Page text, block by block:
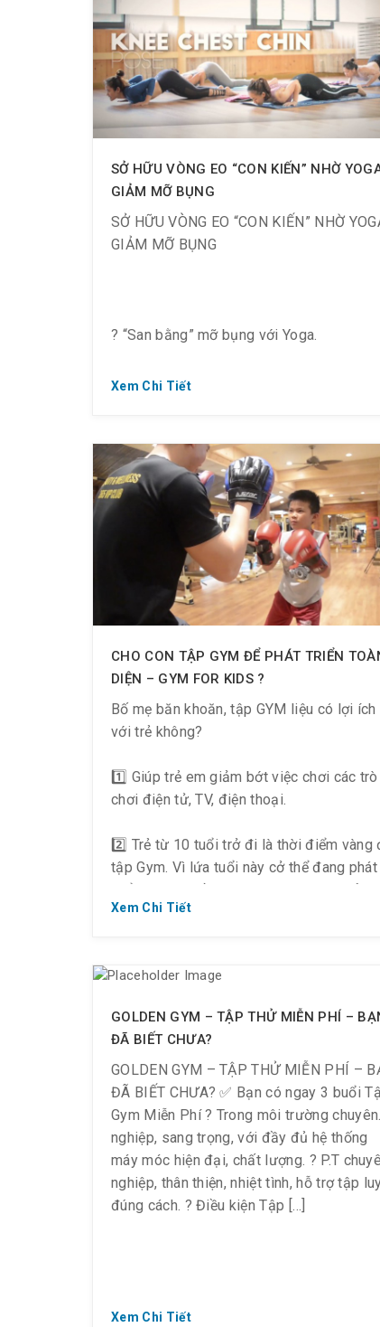
trong lúc luyện tập.
? Tập luyện theo nhóm cộng hưởng
điệu nhạc giúp tạo hưng phấn trong quá
trình tập.
SỞ HỮU VÒNG EO “CON KIẾN” NHỜ
GIẢM MỠ BỤNG
SỞ HỮU VÒNG EO “CON KIẾN” NHỜ
GIẢM MỠ BỤNG
? “San bằng” mỡ bụng với Yoga.
? Có giáo viên Ấn Độ hướng dẫn tập luyện.
căng thẳng mà còn có Yoga giảm mỡ
Tác động trực tiếp vào cơ bụng, hỗ trợ
cơ, đốt cháy mỡ thừa, cho bạn sở hữu
✅ Một số động tác Yoga giảm mỡ bụng
bạn nên luyện tập ngay:
Xem Chi Tiết
CHO CON TẬP GYM ĐỂ PHÁT TRIỂN
DIỆN – GYM FOR KIDS ?
Bố mẹ băn khoăn, tập GYM liệu có lợi ích
với trẻ không?
1️⃣ Giúp trẻ em giảm bớt việc chơi các trò
chơi điện tử, TV, điện thoại.
2️⃣ Trẻ từ 10 tuổi trở đi là thời điểm vàng
tập Gym. Vì lứa tuổi này cở thể đang phát
nhất định. Nếu kết hợp với việc tập luyện
kích thích sự phát triển đồng thời của cả 2
3️⃣ Các HLV Golden Gym theo sát quá trình
luyện tập, Xem xét tình trạng các bé mà
chọn các bài tập, thời gian và cường độ
phù hợp để giúp bé không bị quá sức.
4️⃣ Được lên kế hoạch ăn uống bổ sung
dưỡng chất cần thiết cho quá trình luyện
tập.
Xem Chi Tiết
GOLDEN GYM – TẬP THỬ MIỄN PHÍ –
ĐÃ BIẾT CHƯA?
GOLDEN GYM – TẬP THỬ MIỄN PHÍ –
ĐÃ BIẾT CHƯA? ✅ Bạn có ngay 3 buổi
Gym Miễn Phí ? Trong môi trường chuyên
nghiệp, sang trọng, với đầy đủ hệ thống
máy móc hiện đại, chất lượng. ? P.T
nghiệp, thân thiện, nhiệt tình, hỗ trợ tập
đúng cách. ? Điều kiện Tập […]
Xem Chi Tiết